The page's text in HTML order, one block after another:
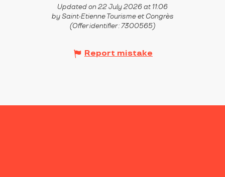
Updated on 22 July 2026 at 11:06
by Saint-Etienne Tourisme et Congrès
(Offer identifier :7300565)
Report mistake